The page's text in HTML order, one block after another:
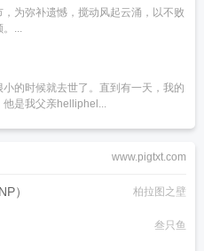
为弥补遗憾，搅动风起云涌，以不败
。...
的时候就去世了。直到有一天，我的
他是我父亲helliphel...
www.pigtxt.com
） 柏拉图之壁
叁只鱼